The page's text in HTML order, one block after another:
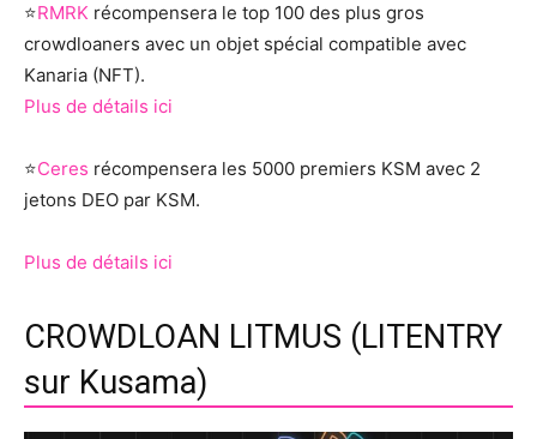
⭐️RMRK récompensera le top 100 des plus gros
crowdloaners avec un objet spécial compatible avec
Kanaria (NFT).
Plus de détails ici
⭐️Ceres récompensera les 5000 premiers KSM avec 2
jetons DEO par KSM.
Plus de détails ici
CROWDLOAN LITMUS (LITENTRY
sur Kusama)